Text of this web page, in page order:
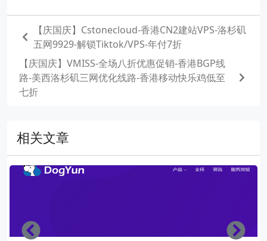
【庆国庆】Cstonecloud-香港CN2建站VPS-洛杉矶
五网9929-解锁Tiktok/VPS-年付7折
【庆国庆】VMISS-全场八折优惠促销-香港BGP线
路-美西洛杉矶三网优化线路-香港移动快乐鸡低至
七折
相关文章
Left